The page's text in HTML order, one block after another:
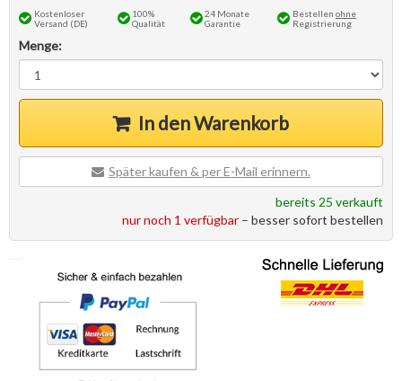
Kostenloser
Versand (DE)
100%
Qualität
24 Monate
Garantie
Bestellen ohne
Registrierung
Menge:
In den Warenkorb
Später kaufen & per E-Mail erinnern.
bereits 25 verkauft
nur noch 1 verfügbar – besser sofort bestellen